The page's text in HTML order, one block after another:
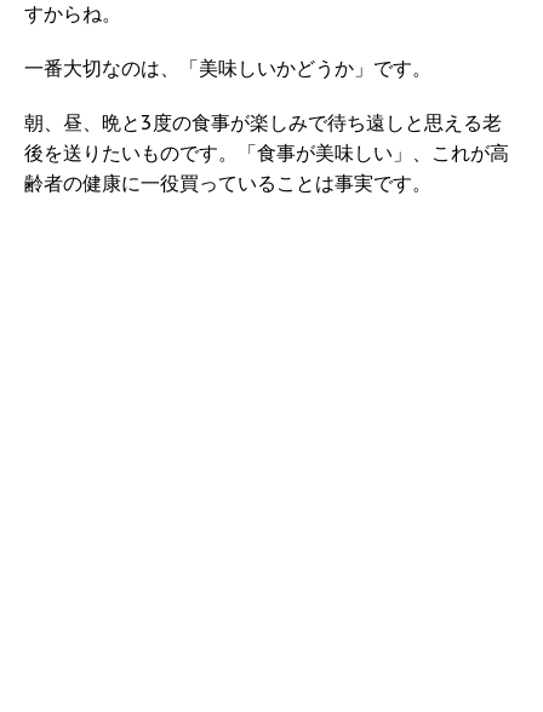
すからね。
一番大切なのは、「美味しいかどうか」です。
朝、昼、晩と3度の食事が楽しみで待ち遠しと思える老
後を送りたいものです。「食事が美味しい」、これが高
齢者の健康に一役買っていることは事実です。